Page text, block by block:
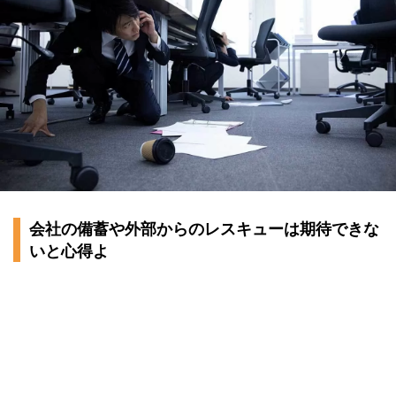
会社の備蓄や外部からのレスキューは期待できな
いと心得よ